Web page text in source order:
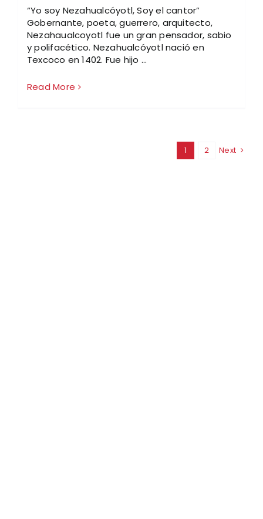
“Yo soy Nezahualcóyotl, Soy el cantor”
Gobernante, poeta, guerrero, arquitecto,
Nezahaualcoyotl fue un gran pensador, sabio
y polifacético. Nezahualcóyotl nació en
Texcoco en 1402. Fue hijo ...
Read More
1 2 Next